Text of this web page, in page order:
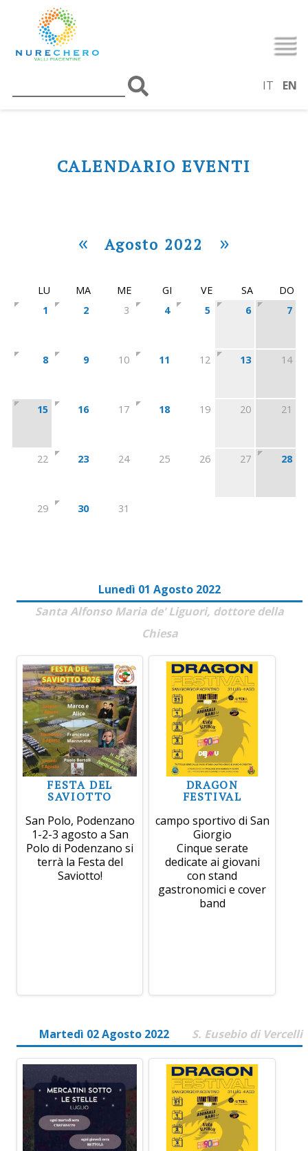
IT EN
CALENDARIO EVENTI
« Agosto 2022 »
LU MA ME GI VE SA
DO
1
2 3 4 5 6 7
8 9 10 11 12 13 14
15 16 17 18 19 20 21
22 23 24 25 26 27 28
29 30 31
Lunedì 01 Agosto 2022
Santa Alfonso Maria de' Liguori, dottore della
Chiesa
FESTA DEL
SAVIOTTO
San Polo, Podenzano
1-2-3 agosto a San
Polo di Podenzano si
terrà la Festa del
Saviotto!
DRAGON
FESTIVAL
campo sportivo di San
Giorgio
Cinque serate
dedicate ai giovani
con stand
gastronomici e cover
band
Martedì 02 Agosto 2022 S. Eusebio di Vercelli